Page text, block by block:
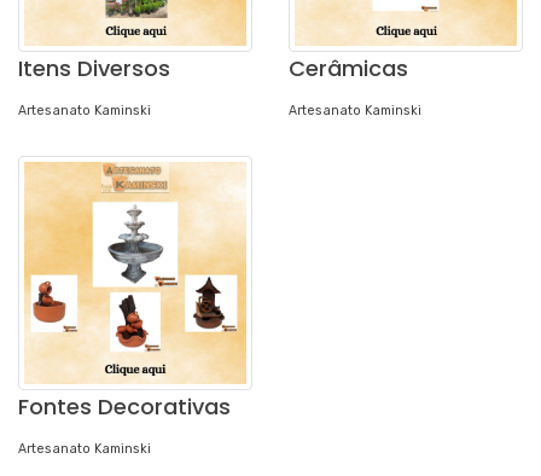
Itens Diversos
Artesanato Kaminski
Cerâmicas
Artesanato Kaminski
Fontes Decorativas
Artesanato Kaminski